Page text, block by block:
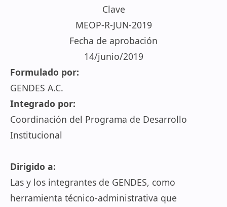
Clave
MEOP-R-JUN-2019
Fecha de aprobación
14/junio/2019
Formulado por:
GENDES A.C.
Integrado por:
Coordinación del Programa de Desarrollo
Institucional
Dirigido a:
Las y los integrantes de GENDES, como
herramienta técnico-administrativa que